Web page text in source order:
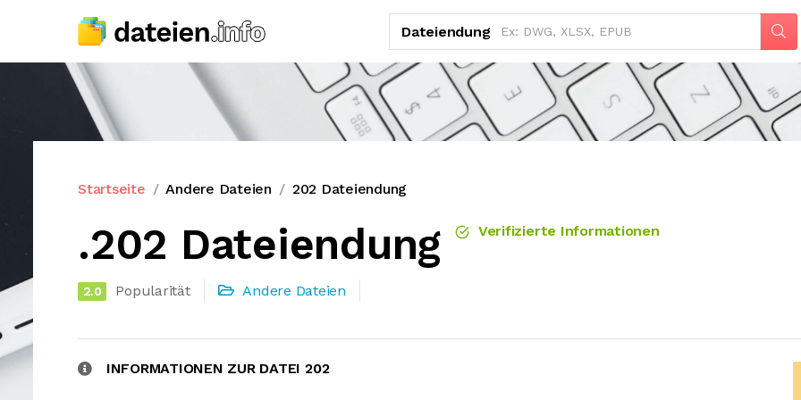
Dateiendung
Startseite Andere Dateien 202 Dateiendung
.202 Dateiendung Verifizierte Informationen
2.0 Popularität Andere Dateien
INFORMATIONEN ZUR DATEI 202